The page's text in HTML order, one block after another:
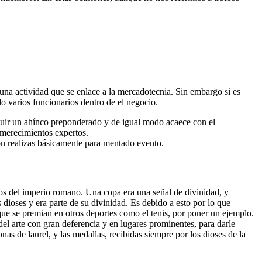
actividad que se enlace a la mercadotecnia. Sin embargo si es
varios funcionarios dentro de el negocio.
un ahínco preponderado y de igual modo acaece con el
expertos.
básicamente para mentado evento.
del imperio romano. Una copa era una señal de divinidad, y
y era parte de su divinidad. Es debido a esto por lo que
se premian en otros deportes como el tenis, por poner un ejemplo.
arte con gran deferencia y en lugares prominentes, para darle
de laurel, y las medallas, recibidas siempre por los dioses de la